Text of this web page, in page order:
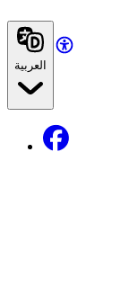
العربية
Facebook